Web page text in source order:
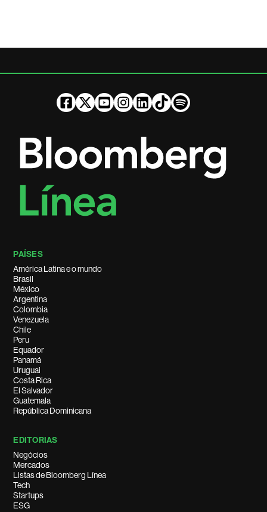
PAÍSES
América Latina e o mundo
Brasil
México
Argentina
Colombia
Venezuela
Chile
Peru
Equador
Panamá
Uruguai
Costa Rica
El Salvador
Guatemala
República Dominicana
EDITORIAS
Negócios
Mercados
Listas de Bloomberg Línea
Tech
Startups
ESG